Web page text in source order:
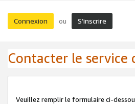
Connexion ou S’inscrire
Contacter le service
Veuillez remplir le formulaire ci-